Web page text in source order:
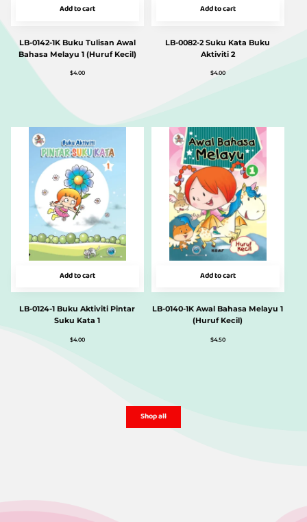
Add to cart
LB-0142-1K Buku Tulisan Awal
Bahasa Melayu 1 (Huruf Kecil)
$4.00
Add to cart
LB-0082-2 Suku Kata Buku
Aktiviti 2
$4.00
Add to cart
LB-0124-1 Buku Aktiviti Pintar
Suku Kata 1
$4.00
Add to cart
LB-0140-1K Awal Bahasa Melayu 1
(Huruf Kecil)
$4.50
Shop all